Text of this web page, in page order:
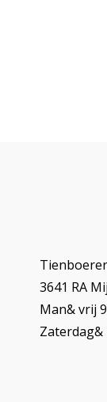
3641 RA
Man& vrij
Zaterdag&